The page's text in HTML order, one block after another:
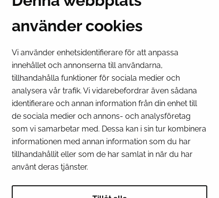
använder cookies
Vi använder enhetsidentifierare för att anpassa
innehållet och annonserna till användarna,
tillhandahålla funktioner för sociala medier och
analysera vår trafik. Vi vidarebefordrar även sådana
identifierare och annan information från din enhet till
de sociala medier och annons- och analysföretag
som vi samarbetar med. Dessa kan i sin tur kombinera
informationen med annan information som du har
tillhandahållit eller som de har samlat in när du har
använt deras tjänster.
(kl 8 – 16) + 358 16 432 11
E-post
Stadskansliets registratur
kirjaamo@tornio.fi
SNABBLÄNKAR
Visa mina inställningar för kakor